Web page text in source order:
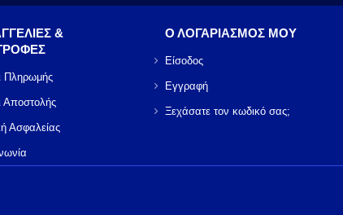
&
Πληρωμής
Αποστολής
Ασφαλείας
Ο ΛΟΓΑΡΙΑΣΜΟΣ ΜΟΥ
Είσοδος
Εγγραφή
Ξεχάσατε τον κωδικό σας;